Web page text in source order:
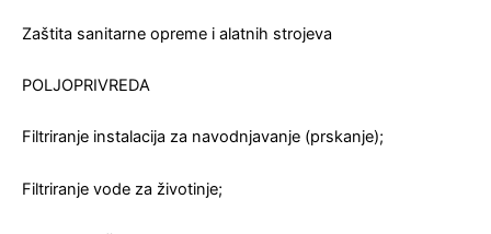
Zaštita sanitarne opreme i alatnih strojeva
POLJOPRIVREDA
Filtriranje instalacija za navodnjavanje (prskanje);
Filtriranje vode za životinje;